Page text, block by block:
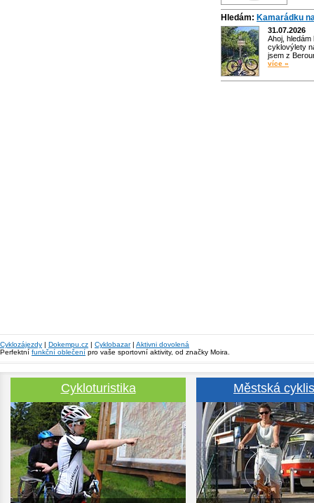
Hledám: Kamarádku
31.07.2026
Ahoj,
cyklovýlety
jsem z
více »
Cyklozájezdy | Dokempu.cz | Cyklobazar| Aktivni dovolená
Perfektní funkční oblečení pro vaše sportovní aktivity, od značky Moira.
Cykloturistika Městská